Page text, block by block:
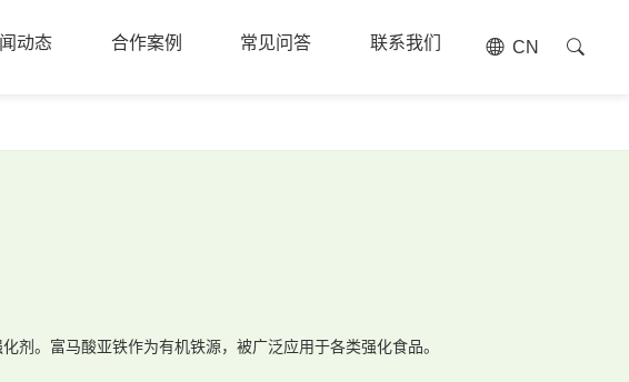
动态 合作案例 常见问答 联系我们 CN
剂。富马酸亚铁作为有机铁源，被广泛应用于各类强化食品。